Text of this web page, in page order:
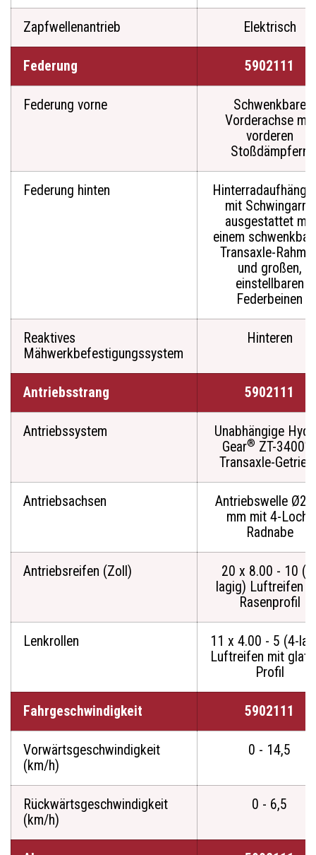
Zapfwellenantrieb Elektrisch
Federung 5902111
Federung vorne
Schwenkbare
Vorderachse mit
vorderen
Stoßdämpfern
Federung hinten
mit Schwingarm,
ausgestattet mit
einem
Transaxle-
und großen,
einstellbaren
Federbeinen
Reaktives
Mähwerkbefestigungssystem
Hinteren
Antriebsstrang 5902111
Antriebssystem
Unabhängige
Gear® ZT-3400®
Transaxle-
Antriebsachsen
Antriebswelle
mm mit 4-Loch-
Radnabe
Antriebsreifen (Zoll)
20 x 8.00 - 10
lagig) Luftreifen
Rasenprofil
Lenkrollen
11 x 4.00 - 5 (4-
Luftreifen mit
Profil
Fahrgeschwindigkeit 5902111
Vorwärtsgeschwindigkeit
(km/h)
0 - 14,5
Rückwärtsgeschwindigkeit
(km/h)
0 - 6,5